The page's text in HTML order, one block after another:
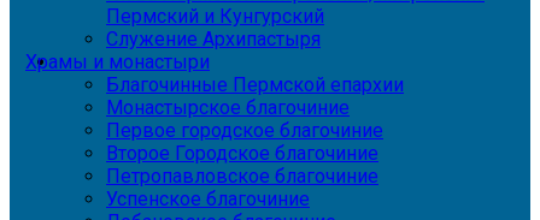
Пермский и Кунгурский
Служение Архипастыря
Храмы и монастыри
Благочинные Пермской епархии
Монастырское благочиние
Первое городское благочиние
Второе Городское благочиние
Петропавловское благочиние
Успенское благочиние